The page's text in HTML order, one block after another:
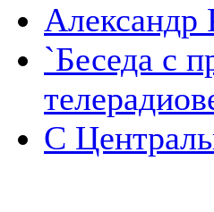
Александр
`Беседа с
С